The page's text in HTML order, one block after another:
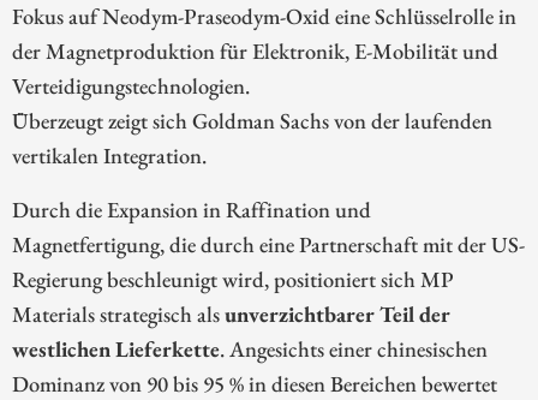
Fokus auf Neodym-Praseodym-Oxid eine Schlüsselrolle in
der Magnetproduktion für Elektronik, E-Mobilität und
Verteidigungstechnologien.
Überzeugt zeigt sich Goldman Sachs von der laufenden
vertikalen Integration.
Durch die Expansion in Raffination und
Magnetfertigung, die durch eine Partnerschaft mit der US-
Regierung beschleunigt wird, positioniert sich MP
Materials strategisch alsunverzichtbarer Teil der
westlichen Lieferkette. Angesichts einer chinesischen
Dominanz von 90 bis 95 % in diesen Bereichen bewertet